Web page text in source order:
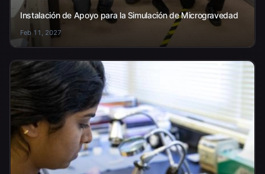
Instalación de Apoyo para la Simulación de Microgravedad
Feb 11, 2027